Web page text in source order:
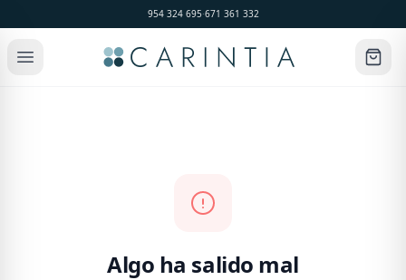
954 324 695·671 361 332
Algo ha salido mal